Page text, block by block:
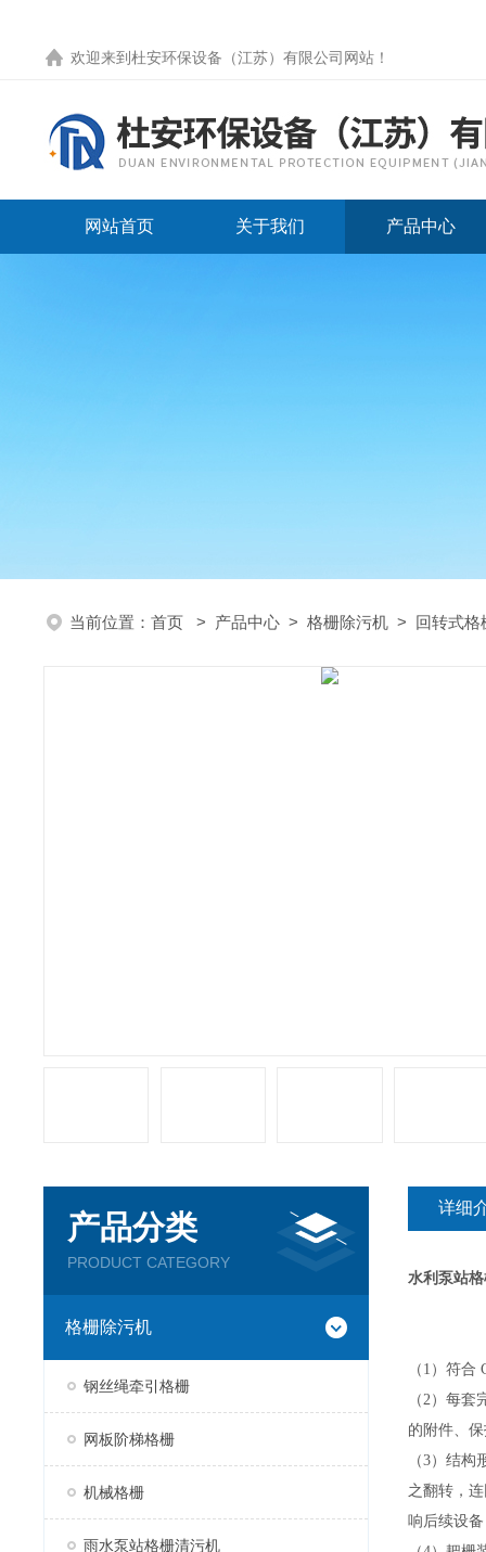
欢迎来到 杜安环保设备（江苏）有限公司网站 ！
网站首页 关于我们 产品中心
当前位置： 首页 > 产品中心 > 格栅除污机 > 回转式格
产品分类
PRODUCT CATEGORY
格栅除污机
钢丝绳牵引格栅
网板阶梯格栅
机械格栅
雨水泵站格栅清污机
详细
水利泵站
（ 1 ）符合
（2）每套
的附件、
（3）结构
之翻转，
响后续设